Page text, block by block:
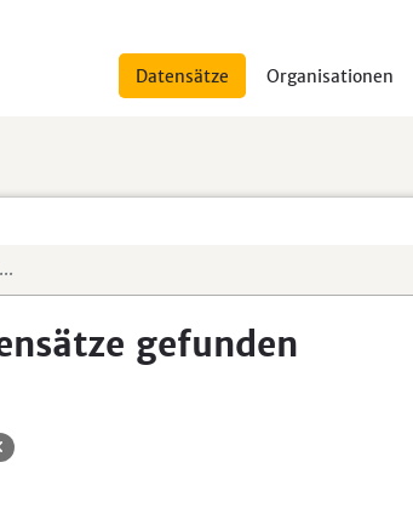
Datensätze Organisationen
gefunden